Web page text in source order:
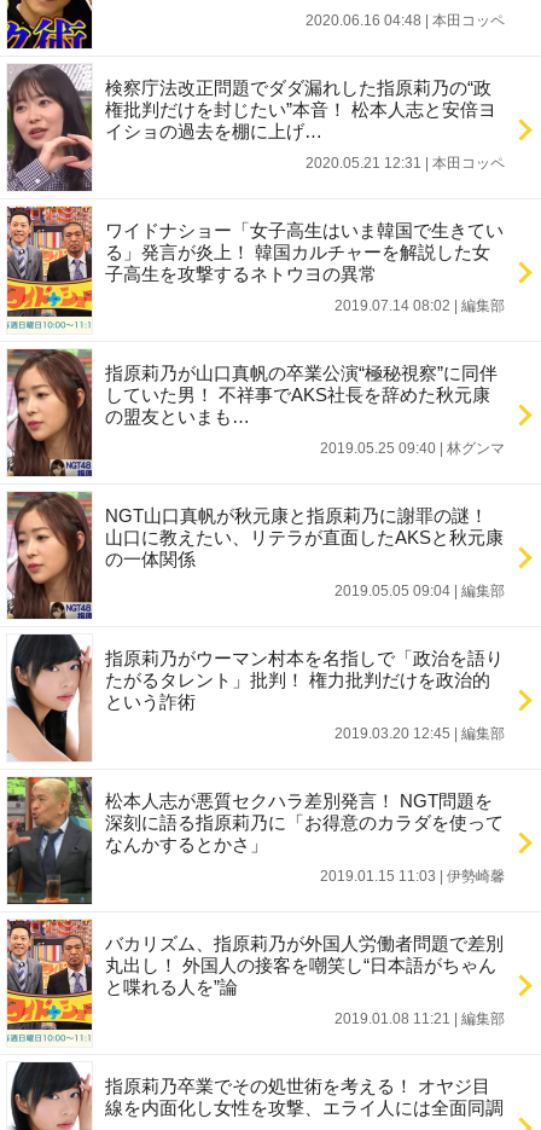
2020.06.16 04:48 本田コッペ
検察庁法改正問題でダダ漏れした指原莉乃の“政
権批判だけを封じたい”本音！ 松本人志と安倍ヨ
イショの過去を棚に上げ…
2020.05.21 12:31 本田コッペ
ワイドナショー「女子高生はいま韓国で生きてい
る」発言が炎上！ 韓国カルチャーを解説した女
子高生を攻撃するネトウヨの異常
2019.07.14 08:02 編集部
指原莉乃が山口真帆の卒業公演“極秘視察”に同伴
していた男！ 不祥事でAKS社長を辞めた秋元康
の盟友といまも…
2019.05.25 09:40 林グンマ
NGT山口真帆が秋元康と指原莉乃に謝罪の謎！
山口に教えたい、リテラが直面したAKSと秋元康
の一体関係
2019.05.05 09:04 編集部
指原莉乃がウーマン村本を名指しで「政治を語り
たがるタレント」批判！ 権力批判だけを政治的
という詐術
2019.03.20 12:45 編集部
松本人志が悪質セクハラ差別発言！ NGT問題を
深刻に語る指原莉乃に「お得意のカラダを使って
なんかするとかさ」
2019.01.15 11:03 伊勢崎馨
バカリズム、指原莉乃が外国人労働者問題で差別
丸出し！ 外国人の接客を嘲笑し“日本語がちゃん
と喋れる人を”論
2019.01.08 11:21 編集部
指原莉乃卒業でその処世術を考える！ オヤジ目
線を内面化し女性を攻撃、エライ人には全面同調